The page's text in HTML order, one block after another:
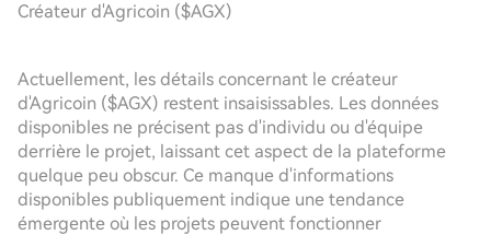
Créateur d'Agricoin ($AGX)
Actuellement, les détails concernant le créateur
d'Agricoin ($AGX) restent insaisissables. Les données
disponibles ne précisent pas d'individu ou d'équipe
derrière le projet, laissant cet aspect de la plateforme
quelque peu obscur. Ce manque d'informations
disponibles publiquement indique une tendance
émergente où les projets peuvent fonctionner